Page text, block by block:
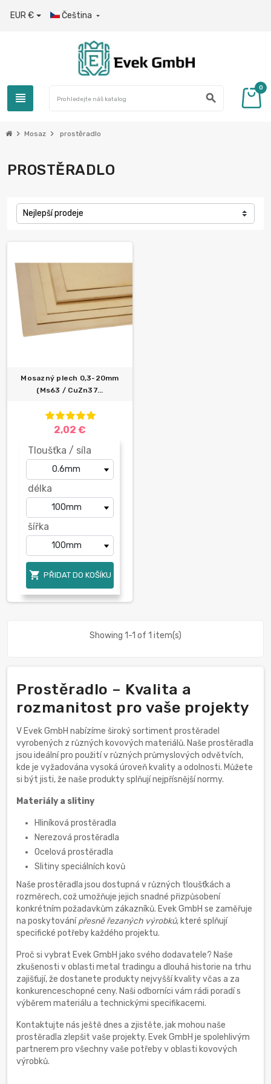
EUR € Čeština 
view_headline search
0
chevron_right Mosaz chevron_right prostěradlo
PROSTĚRADLO
Nejlepší prodeje
Mosazný plech 0,3-20mm
(Ms63 / CuZn37...
2,02 €
Tloušťka / síla
délka
šířka
 PŘIDAT DO KOŠÍKU
Showing 1-1 of 1 item(s)
Prostěradlo – Kvalita a
rozmanitost pro vaše projekty
V Evek GmbH nabízíme široký sortiment prostěradel
vyrobených z různých kovových materiálů. Naše prostěradla
jsou ideální pro použití v různých průmyslových odvětvích,
kde je vyžadována vysoká úroveň kvality a odolnosti. Můžete
si být jisti, že naše produkty splňují nejpřísnější normy.
Materiály a slitiny
Hliníková prostěradla
Nerezová prostěradla
Ocelová prostěradla
Slitiny speciálních kovů
Naše prostěradla jsou dostupná v různých tloušťkách a
rozměrech, což umožňuje jejich snadné přizpůsobení
konkrétním požadavkům zákazníků. Evek GmbH se zaměřuje
na poskytovánípřesně řezaných výrobků, které splňují
specifické potřeby každého projektu.
Proč si vybrat Evek GmbH jako svého dodavatele? Naše
zkušenosti v oblasti metal tradingu a dlouhá historie na trhu
zajišťují, že dostanete produkty nejvyšší kvality včas a za
konkurenceschopné ceny. Naši odborníci vám rádi poradí s
výběrem materiálu a technickými specifikacemi.
Kontaktujte nás ještě dnes a zjistěte, jak mohou naše
prostěradla zlepšit vaše projekty. Evek GmbH je spolehlivým
partnerem pro všechny vaše potřeby v oblasti kovových
výrobků.